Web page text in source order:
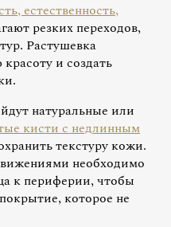
естественность,
резких переходов,
Растушевка
и создать
натуральные или
кисти с недлинным
текстуру кожи.
необходимо
к периферии, чтобы
которое не